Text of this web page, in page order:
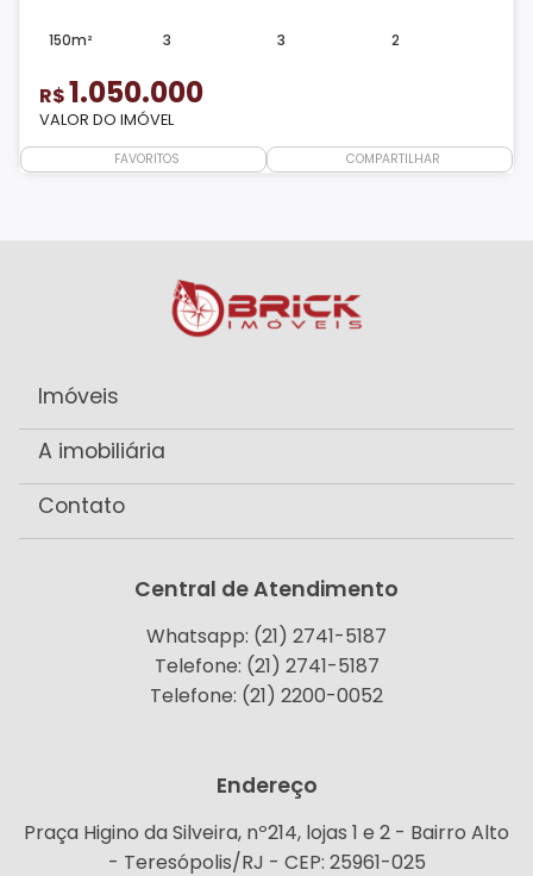
150m² 3 3 2
R$1.050.000
VALOR DO IMÓVEL
FAVORITOS COMPARTILHAR
Imóveis
A imobiliária
Contato
Central de Atendimento
Whatsapp: (21) 2741-5187
Telefone: (21) 2741-5187
Telefone: (21) 2200-0052
Endereço
Praça Higino da Silveira, nº214, lojas 1 e 2 - Bairro Alto
- Teresópolis/RJ - CEP: 25961-025